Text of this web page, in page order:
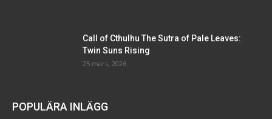
Call of Cthulhu The Sutra of Pale Leaves:
Twin Suns Rising
25 mars, 2026
POPULÄRA INLÄGG